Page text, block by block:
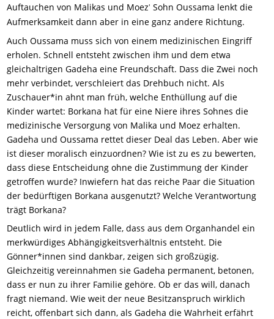
Auftauchen von Malikas und Moez' Sohn Oussama lenkt die
Aufmerksamkeit dann aber in eine ganz andere Richtung.
Auch Oussama muss sich von einem medizinischen Eingriff
erholen. Schnell entsteht zwischen ihm und dem etwa
gleichaltrigen Gadeha eine Freundschaft. Dass die Zwei noch
mehr verbindet, verschleiert das Drehbuch nicht. Als
Zuschauer*in ahnt man früh, welche Enthüllung auf die
Kinder wartet: Borkana hat für eine Niere ihres Sohnes die
medizinische Versorgung von Malika und Moez erhalten.
Gadeha und Oussama rettet dieser Deal das Leben. Aber wie
ist dieser moralisch einzuordnen? Wie ist zu es zu bewerten,
dass diese Entscheidung ohne die Zustimmung der Kinder
getroffen wurde? Inwiefern hat das reiche Paar die Situation
der bedürftigen Borkana ausgenutzt? Welche Verantwortung
trägt Borkana?
Deutlich wird in jedem Falle, dass aus dem Organhandel ein
merkwürdiges Abhängigkeitsverhältnis entsteht. Die
Gönner*innen sind dankbar, zeigen sich großzügig.
Gleichzeitig vereinnahmen sie Gadeha permanent, betonen,
dass er nun zu ihrer Familie gehöre. Ob er das will, danach
fragt niemand. Wie weit der neue Besitzanspruch wirklich
reicht, offenbart sich dann, als Gadeha die Wahrheit erfährt